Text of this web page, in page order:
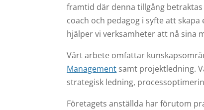
framtid där denna tillgång
coach och pedagog i syfte att
hjälper vi verksamheter att nå sina
Vårt arbete omfattar
Management samt projektledning.
strategisk ledning,
Företagets anställda har förutom